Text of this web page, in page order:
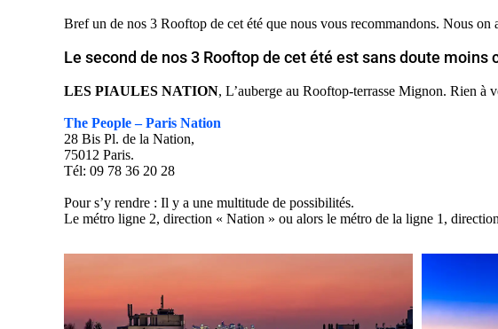
Bref un de nos 3 Rooftop de cet été que nous vous recommandons. Nous on
Le second de nos 3 Rooftop de cet été est sans doute moins
LES PIAULES NATION, L’auberge au Rooftop-terrasse Mignon. Rien
The People – Paris Nation
28 Bis Pl. de la Nation,
75012 Paris.
Tél: 09 78 36 20 28
Pour s’y rendre : Il y a une multitude de possibilités.
Le métro ligne 2, direction « Nation » ou alors le métro de la ligne 1,